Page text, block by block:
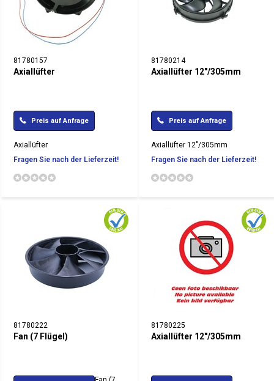
81780157
Axiallüfter
Preis auf Anfrage
Axiallüfter
Fragen Sie nach der Lieferzeit!
81780214
Axiallüfter 12"/305mm
Preis auf Anfrage
Axiallüfter 12"/305mm
Fragen Sie nach der Lieferzeit!
81780222
Fan (7 Flügel)
81780225
Axiallüfter 12"/305mm